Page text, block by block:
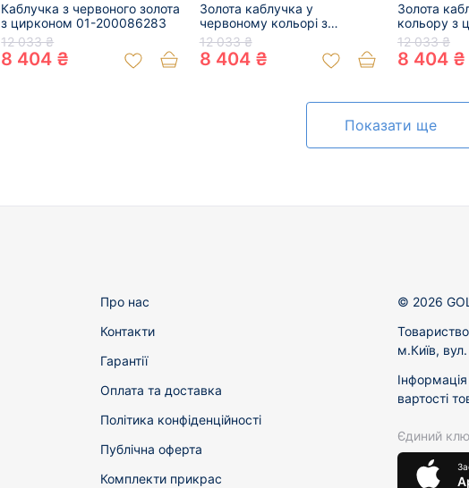
Каблучка з червоного золота
з цирконом 01-200086283
12 033 ₴
8 404 ₴
Золота каблучка у
червоному кольорі з
цирконом 01-200102695
12 033 ₴
8 404 ₴
Золота
кольору з
200192597
12 033 ₴
8 404 ₴
Показати ще
Про нас
Контакти
Гарантії
Оплата та доставка
Політика конфіденційності
Публічна оферта
Комплекти прикрас
© 2026
м.Київ,
вартості
Єдиний